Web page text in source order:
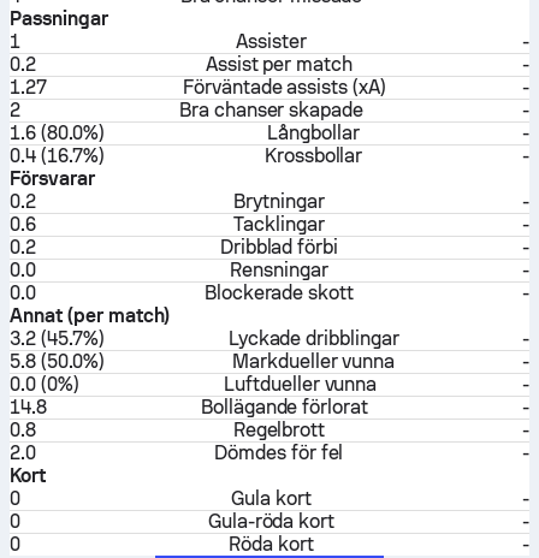
Passningar
1
Assister
-
0.2
Assist per match
-
1.27
Förväntade assists (xA)
-
2
Bra chanser skapade
-
1.6 (80.0%)
Långbollar
-
0.4 (16.7%)
Krossbollar
-
Försvarar
0.2
Brytningar
-
0.6
Tacklingar
-
0.2
Dribblad förbi
-
0.0
Rensningar
-
0.0
Blockerade skott
-
Annat (per match)
3.2 (45.7%)
Lyckade dribblingar
-
5.8 (50.0%)
Markdueller vunna
-
0.0 (0%)
Luftdueller vunna
-
14.8
Bollägande förlorat
-
0.8
Regelbrott
-
2.0
Dömdes för fel
-
Kort
0
Gula kort
-
0
Gula-röda kort
-
0
Röda kort
-